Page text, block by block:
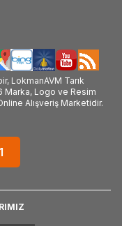
LokmanAVM Tarık
Marka, Logo ve Resim
Alışveriş Marketidir.